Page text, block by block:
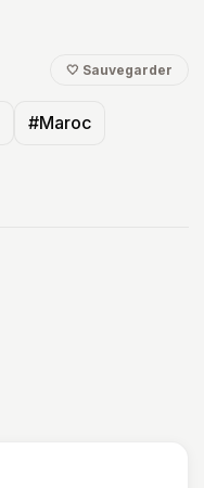
🤍 Sauvegarder
#Maroc